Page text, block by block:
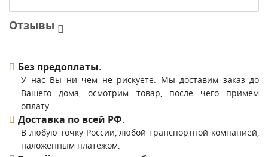
Отзывы
Без предоплаты.
У нас Вы ни чем не рискуете. Мы доставим заказ до
Вашего дома, осмотрим товар, после чего примем
оплату.
Доставка по всей РФ.
В любую точку России, любой транспортной компанией,
наложенным платежом.